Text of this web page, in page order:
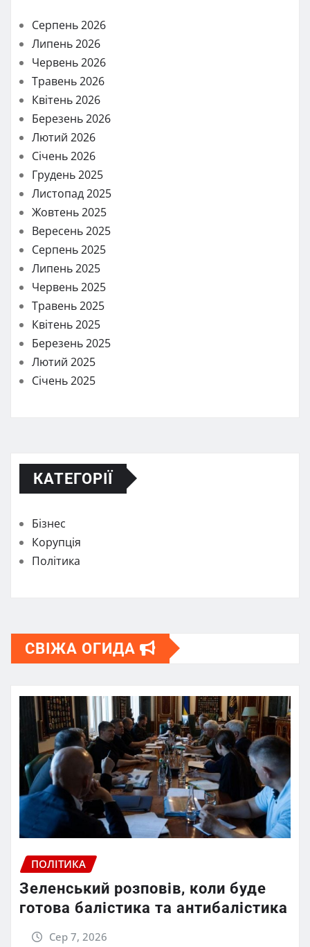
Серпень 2026
Липень 2026
Червень 2026
Травень 2026
Квітень 2026
Березень 2026
Лютий 2026
Січень 2026
Грудень 2025
Листопад 2025
Жовтень 2025
Вересень 2025
Серпень 2025
Липень 2025
Червень 2025
Травень 2025
Квітень 2025
Березень 2025
Лютий 2025
Січень 2025
КАТЕГОРІЇ
Бізнес
Корупція
Політика
СВІЖА ОГИДА
ПОЛІТИКА
Зеленський розповів, коли буде
готова балістика та антибалістика
Сер 7, 2026